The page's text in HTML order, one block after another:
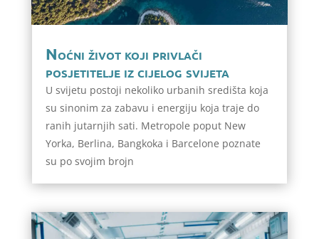
Noćni život koji privlači
posjetitelje iz cijelog svijeta
U svijetu postoji nekoliko urbanih središta koja
su sinonim za zabavu i energiju koja traje do
ranih jutarnjih sati. Metropole poput New
Yorka, Berlina, Bangkoka i Barcelone poznate
su po svojim brojn